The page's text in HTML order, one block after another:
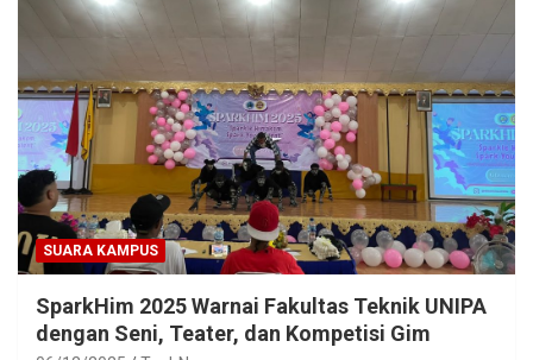
SUARA KAMPUS
SparkHim 2025 Warnai Fakultas Teknik UNIPA
dengan Seni, Teater, dan Kompetisi Gim